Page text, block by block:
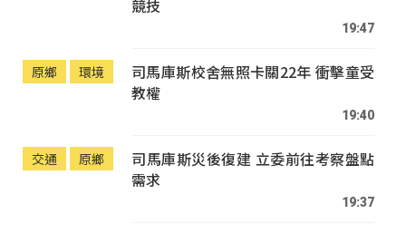
競技
19:47
原鄉 環境
司馬庫斯校舍無照卡關22年 衝擊童受
教權
19:40
交通 原鄉
司馬庫斯災後復建 立委前往考察盤點
需求
19:37